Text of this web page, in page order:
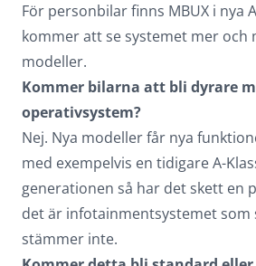
För personbilar finns MBUX i nya
kommer att se systemet mer och
modeller.
Kommer bilarna att bli dyrare
operativsystem?
Nej. Nya modeller får nya
med exempelvis en tidigare A-
generationen så har det skett en
det är infotainmentsystemet
stämmer inte.